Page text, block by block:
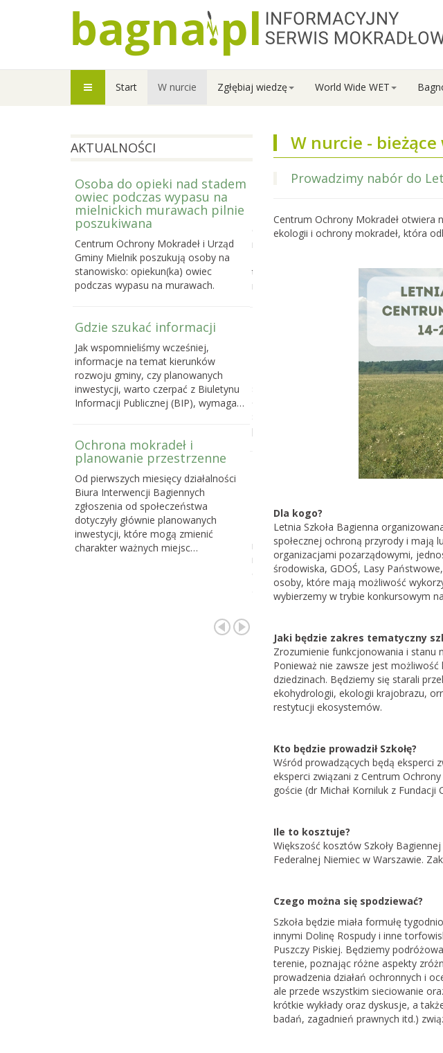
Start W nurcie Zgłębiaj wiedzę World Wide WET
W nurcie -
Prowadzimy nabór do
Centrum Ochrony Mokradeł otwiera
ekologii i ochrony mokradeł, która
Dla kogo?
Letnia Szkoła Bagienna
społecznej ochroną przyrody i mają
organizacjami pozarządowymi,
środowiska, GDOŚ, Lasy
osoby, które mają możliwość
wybierzemy w trybie konkursowym
Jaki będzie zakres tematyczny
Zrozumienie funkcjonowania i stanu
Ponieważ nie zawsze jest
dziedzinach. Będziemy się starali
ekohydrologii, ekologii krajobrazu,
restytucji ekosystemów.
Kto będzie prowadził Szkołę?
Wśród prowadzących będą eksperci
eksperci związani z Centrum
goście (dr Michał Korniluk z Fundacji
Ile to kosztuje?
Większość kosztów Szkoły
Federalnej Niemiec w Warszawie.
Czego można się spodziewać?
Szkoła będzie miała formułę
innymi Dolinę Rospudy i inne
Puszczy Piskiej. Będziemy
terenie, poznając różne aspekty
prowadzenia działań ochronnych i
ale przede wszystkim sieciowanie
krótkie wykłady oraz dyskusje, a
badań, zagadnień prawnych itd.)
AKTUALNOŚCI
Osoba do opieki nad stadem
owiec podczas wypasu na
mielnickich murawach pilnie
poszukiwana
Centrum Ochrony Mokradeł i Urząd
Gminy Mielnik poszukują osoby na
stanowisko: opiekun(ka) owiec
podczas wypasu na murawach.
Gdzie szukać informacji
Jak wspomnieliśmy wcześniej,
informacje na temat kierunków
rozwoju gminy, czy planowanych
inwestycji, warto czerpać z Biuletynu
Informacji Publicznej (BIP), wymaga…
Ochrona mokradeł i
planowanie przestrzenne
Od pierwszych miesięcy działalności
Biura Interwencji Bagiennych
zgłoszenia od społeczeństwa
dotyczyły głównie planowanych
inwestycji, które mogą zmienić
charakter ważnych miejsc…
Prowadzimy nabór do
Centrum Ochrony Mokradeł otwiera
nabór do trzeciej edycji Letniej Szkoły
terenowego kursu ekologii i ochrony
mokradeł, która…
zmianie ustawy o ochronie
Do 16 maja br. możesz zabrać głos w
sprawie poselskiego projektu ustawy
o ochronie przyrody dającej
samorządom prawo blokowania
powstawania…
Dlaczego mokradła i
społeczności?
Z naszych doświadczeń wynika, że
najskuteczniejsze interwencje mające
na celu ochronę tych niezwykle
cennych i ważnych siedlisk to te,
gdzie…